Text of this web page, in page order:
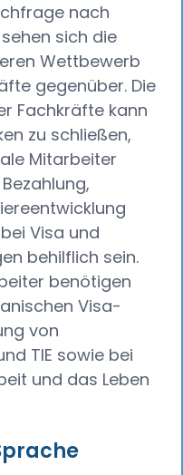
nach
sich die
Wettbewerb
gegenüber. Die
Fachkräfte kann
zu schließen,
Mitarbeiter
Visa und
behilflich sein.
benötigen
Visa-
von
TIE sowie bei
und das Leben